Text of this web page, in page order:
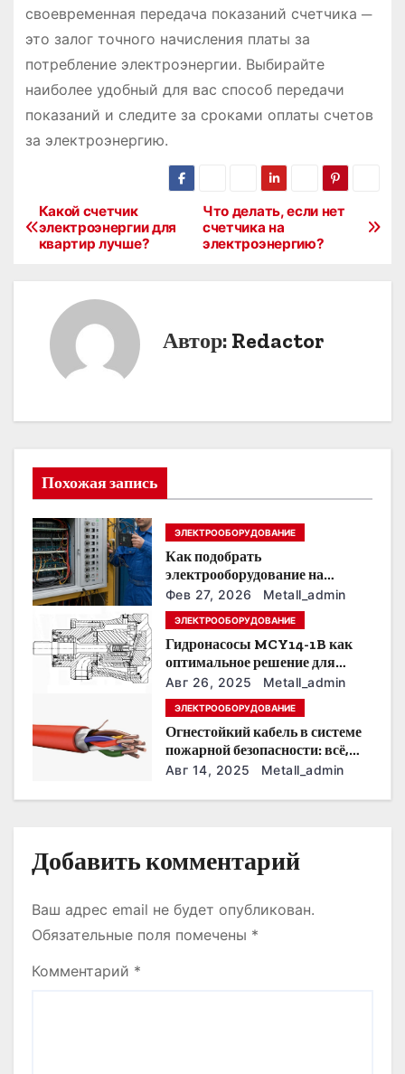
своевременная передача показаний счетчика ─
это залог точного начисления платы за
потребление электроэнергии. Выбирайте
наиболее удобный для вас способ передачи
показаний и следите за сроками оплаты счетов
за электроэнергию.
Н
и
я
п
о
а
и
я
Что делать, если нет
счетчика на
электроэнергию?
Какой счетчик
электроэнергии для
квартир лучше?
Автор: Redactor
Похожая запись
ЭЛЕКТРООБОРУДОВАНИЕ
Как подобрать
электрооборудование на
предприятии под тяжелые
условия эксплуатации
Фев 27, 2026 Metall_admin
ЭЛЕКТРООБОРУДОВАНИЕ
Гидронасосы MCY14-1B как
оптимальное решение для
модернизации гидросистем
Авг 26, 2025 Metall_admin
ЭЛЕКТРООБОРУДОВАНИЕ
Огнестойкий кабель в системе
пожарной безопасности: всё,
что нужно знать
Авг 14, 2025 Metall_admin
Добавить комментарий
Ваш адрес email не будет опубликован.
Обязательные поля помечены *
Комментарий *